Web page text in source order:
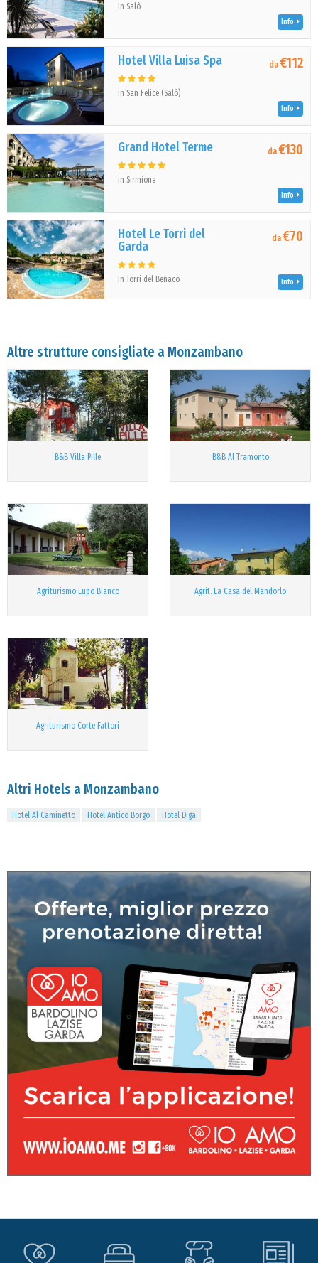
in Salò
Info
Hotel Villa Luisa Spa
in San Felice (Salò)
da€112
Info
Grand Hotel Terme
in Sirmione
da€130
Info
Hotel Le Torri del
Garda
in Torri del Benaco
da€70
Info
Altre strutture consigliate a Monzambano
B&B Villa Pille B&B Al Tramonto
Agriturismo Lupo Bianco Agrit. La Casa del Mandorlo
Agriturismo Corte Fattori
Altri Hotels a Monzambano
Hotel Al Caminetto Hotel Antico Borgo Hotel Diga